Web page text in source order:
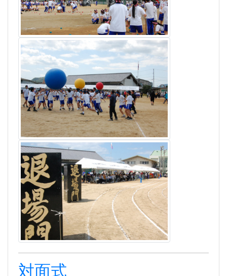
対面式
2025年4月9日 12時59分 [HP主担当]
令和７年 ４月９日(水)、新１年生と２・３年生との
対面式が行われました。
普通科、 看護科、環境科学科、生活デザイン科、福
祉科の５つの学科の ３年生各クラス代表が、
凝らして各学科の特徴を新 １年生に紹介しました。
そして、新１年生の各クラス代表に昨年度の生徒会
誌「あゆみ」を贈りました。